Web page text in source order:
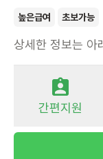
높은급여 초보가능
상세한 정보는 아
간편지원